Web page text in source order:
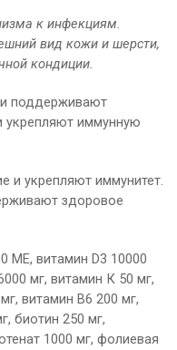
к инфекциям.
вид кожи и шерсти,
кондиции.
поддерживают
иммунную
и укрепляют иммунитет.
здоровое
МЕ, витамин D3 10000
мг, витамин К 50 мг,
витамин В6 200 мг,
биотин 250 мг,
1000 мг, фолиевая